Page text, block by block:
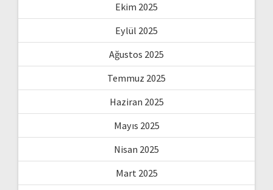
Ekim 2025
Eylül 2025
Ağustos 2025
Temmuz 2025
Haziran 2025
Mayıs 2025
Nisan 2025
Mart 2025